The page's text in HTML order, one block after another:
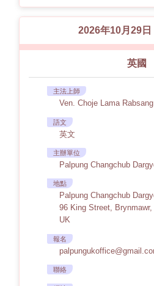
2026年10月29日
英國
主法上師
Ven. Choje Lama Rabsang
語文
英文
主辦單位
Palpung Changchub
地點
Palpung Changchub
96 King Street,
UK
報名
聯絡